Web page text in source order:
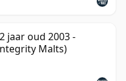
jaar oud 2003 -
Malts)